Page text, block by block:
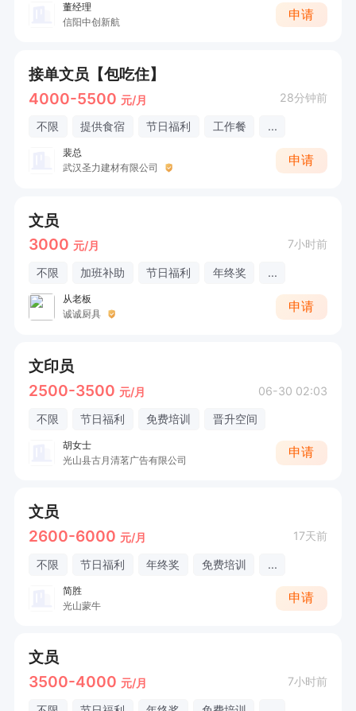
董经理
信阳中创新航
申请
接单文员【包吃住】
4000-5500 元/月 28分钟前
不限 提供食宿 节日福利 工作餐 ...
裴总
武汉圣力建材有限公司
申请
文员
3000 元/月 7小时前
不限 加班补助 节日福利 年终奖 ...
从老板
诚诚厨具
申请
文印员
2500-3500 元/月 06-30 02:03
不限 节日福利 免费培训 晋升空间
胡女士
光山县古月清茗广告有限公司
申请
文员
2600-6000 元/月 17天前
不限 节日福利 年终奖 免费培训 ...
简胜
光山蒙牛
申请
文员
3500-4000 元/月 7小时前